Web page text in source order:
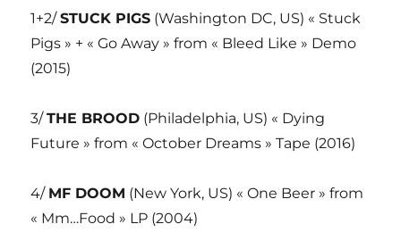
1+2/STUCK PIGS (Washington DC, US) « Stuck
Pigs » + « Go Away » from « Bleed Like » Demo
(2015)
3/THE BROOD (Philadelphia, US) « Dying
Future » from « October Dreams » Tape (2016)
4/ MF DOOM (New York, US) « One Beer » from
« Mm…Food » LP (2004)